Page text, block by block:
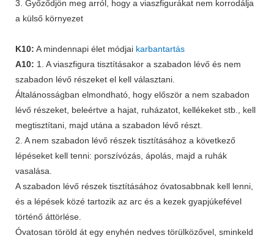
3. Győződjön meg arról, hogy a viaszfigurákat nem korrodálja
a külső környezet
K10: A mindennapi élet módjai karbantartás
A10: 1. A viaszfigura tisztításakor a szabadon lévő és nem
szabadon lévő részeket el kell választani.
Általánosságban elmondható, hogy először a nem szabadon
lévő részeket, beleértve a hajat, ruházatot, kellékeket stb., kell
megtisztítani, majd utána a szabadon lévő részt.
2. A nem szabadon lévő részek tisztításához a következő
lépéseket kell tenni: porszívózás, ápolás, majd a ruhák
vasalása.
A szabadon lévő részek tisztításához óvatosabbnak kell lenni,
és a lépések közé tartozik az arc és a kezek gyapjúkefével
történő áttörlése.
Óvatosan töröld át egy enyhén nedves törülközővel, sminkeld